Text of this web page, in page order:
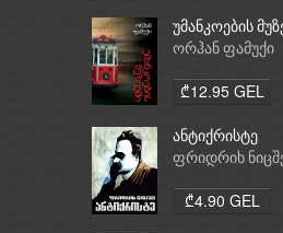
უმანკოების
ორჰან ფამუქი
₾12.95 GEL
ანტიქრისტე
ფრიდრიხ
₾4.90 GEL